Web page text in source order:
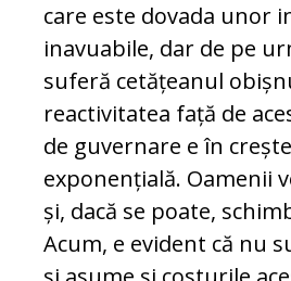
care este dovada unor
inavuabile, dar de pe
suferă cetățeanul
reactivitatea față de
de guvernare e în
exponențială. Oamenii
și, dacă se poate,
Acum, e evident că nu